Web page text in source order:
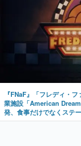
『FNaF』「フレディ・
業施設「American
発、食事だけでなくステ